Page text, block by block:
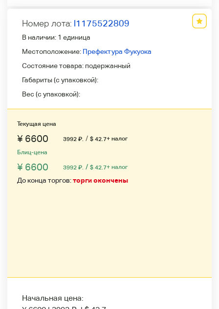
Номер лота: l1175522809
В наличии: 1 единица
Местоположение: Префектура Фукуока
Состояние товара: подержанный
Габариты (с упаковкой):
Вес (с упаковкой):
Текущая цена
¥ 6600 3992 ₽. / $ 42.7+ налог
Блиц-цена
¥ 6600 3992 ₽. / $ 42.7+ налог
До конца торгов:торги окончены
Начальная цена: